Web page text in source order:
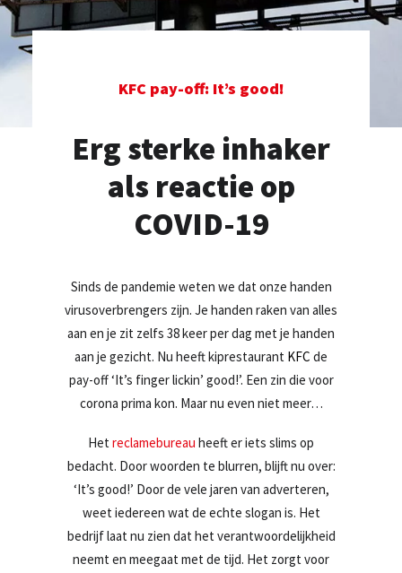
KFC pay-off: It’s good!
Erg sterke inhaker
als reactie op
COVID-19
Sinds de pandemie weten we dat onze handen
virusoverbrengers zijn. Je handen raken van alles
aan en je zit zelfs 38 keer per dag met je handen
aan je gezicht. Nu heeft kiprestaurant KFC de
pay-off ‘It’s finger lickin’ good!’. Een zin die voor
corona prima kon. Maar nu even niet meer…
Het reclamebureau heeft er iets slims op
bedacht. Door woorden te blurren, blijft nu over:
‘It’s good!’ Door de vele jaren van adverteren,
weet iedereen wat de echte slogan is. Het
bedrijf laat nu zien dat het verantwoordelijkheid
neemt en meegaat met de tijd. Het zorgt voor